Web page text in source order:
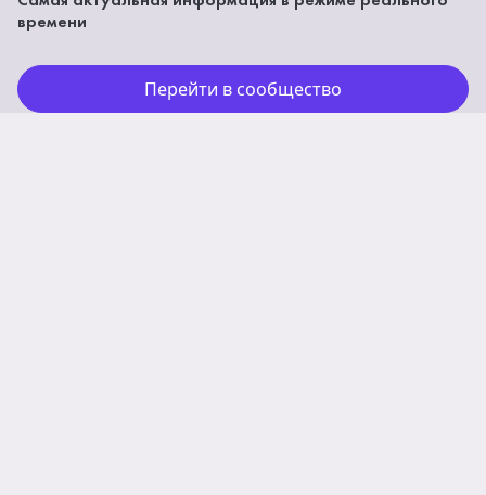
времени
Перейти в сообщество